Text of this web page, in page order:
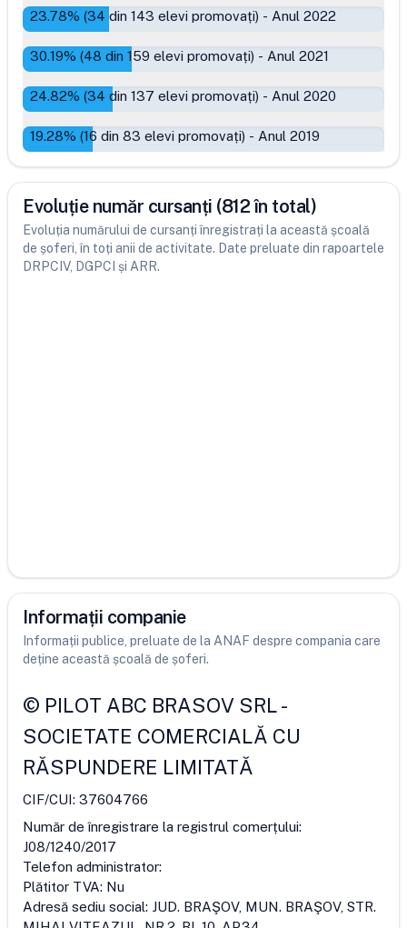
23.78% (34 din 143 elevi promovați) - Anul 2022
30.19% (48 din 159 elevi promovați) - Anul 2021
24.82% (34 din 137 elevi promovați) - Anul 2020
19.28% (16 din 83 elevi promovați) - Anul 2019
Evoluție număr cursanți (812 în total)
Evoluția numărului de cursanți înregistrați la această școală
de șoferi, în toți anii de activitate. Date preluate din rapoartele
DRPCIV, DGPCI și ARR.
Informații companie
Informații publice, preluate de la ANAF despre compania care
deține această școală de șoferi.
© PILOT ABC BRASOV SRL-
SOCIETATE COMERCIALĂ CU
RĂSPUNDERE LIMITATĂ
CIF/CUI: 37604766
Număr de înregistrare la registrul comerțului:
J08/1240/2017
Telefon administrator:
Plătitor TVA: Nu
Adresă sediu social: JUD. BRAŞOV, MUN. BRAŞOV, STR.